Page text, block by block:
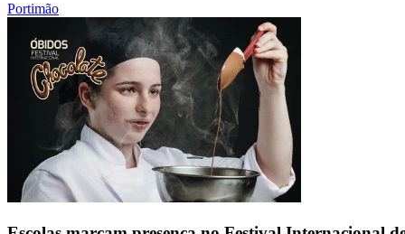
Portimão